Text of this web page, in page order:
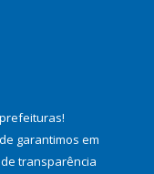
!
garantimos em
transparência